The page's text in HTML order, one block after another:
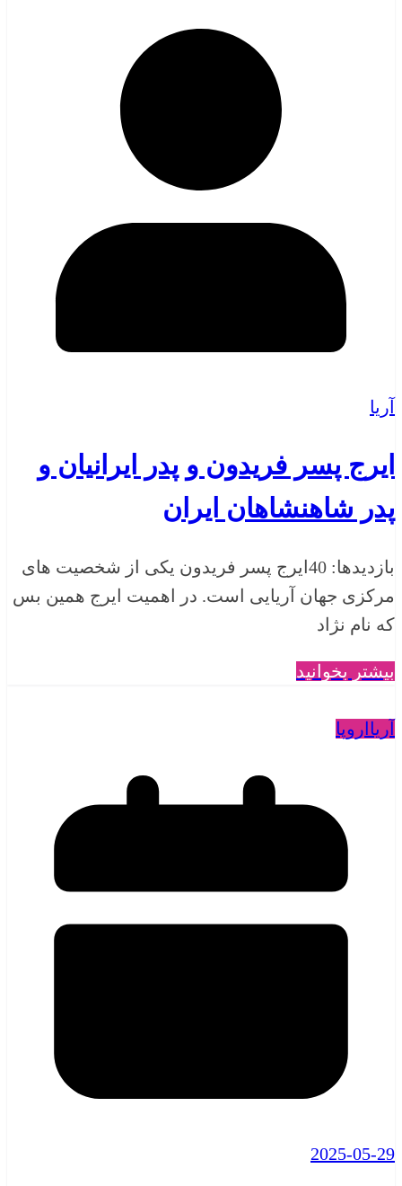
آریا
ایرج پسر فریدون و پدر ایرانیان و
پدر شاهنشاهان ایران
بازدیدها: 40ایرج پسر فریدون یکی از شخصیت های
مرکزی جهان آریایی است. در اهمیت ایرج همین بس
که نام نژاد
بیشتر بخوانید
آریا اروپا
2025-05-29